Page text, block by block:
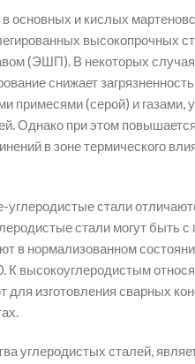
основных и кислых
высокопрочных
(ЭШП). В некоторых
снижает
примесями (серой) и газами,
Однако при этом
в зоне термического
стали
стали могут быть
в нормализованном
высокоуглеродистым
изготовления сварных
углеродистых сталей,